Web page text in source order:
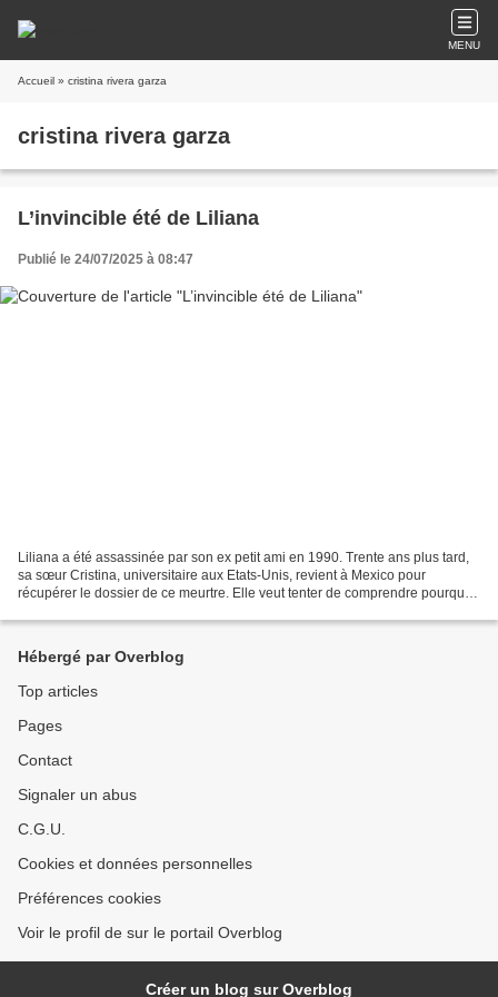
MENU
Accueil » cristina rivera garza
cristina rivera garza
L’invincible été de Liliana
Publié le 24/07/2025 à 08:47
Liliana a été assassinée par son ex petit ami en 1990. Trente ans plus tard,
sa sœur Cristina, universitaire aux Etats-Unis, revient à Mexico pour
récupérer le dossier de ce meurtre. Elle veut tenter de comprendre pourquoi
Hébergé par Overblog
Top articles
Pages
Contact
Signaler un abus
C.G.U.
Cookies et données personnelles
Préférences cookies
Voir le profil de sur le portail Overblog
Créer un blog sur Overblog